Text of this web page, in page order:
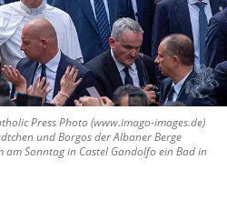
Press Photo (www.imago-images.de)
und Borgos der Albaner Berge
am Sonntag in Castel Gandolfo ein Bad in